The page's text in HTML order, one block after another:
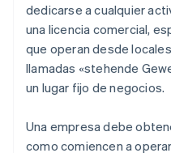
dedicarse a cualquier
una licencia comercial,
que operan desde
llamadas «stehende
un lugar fijo de negocios.
Una empresa debe
como comiencen a